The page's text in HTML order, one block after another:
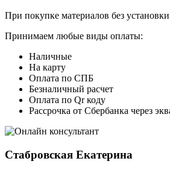
При покупке материалов без
Принимаем любые виды оплаты:
Наличные
На карту
Оплата по СПБ
Безналичный расчет
Оплата по Qr коду
Рассрочка от Сбербанка через
Стабровская Екатерина